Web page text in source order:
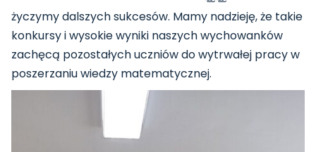
życzymy dalszych sukcesów. Mamy nadzieję, że takie
konkursy i wysokie wyniki naszych wychowanków
zachęcą pozostałych uczniów do wytrwałej pracy w
poszerzaniu wiedzy matematycznej.